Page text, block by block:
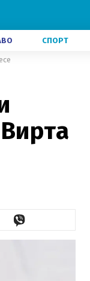
СПОРТ